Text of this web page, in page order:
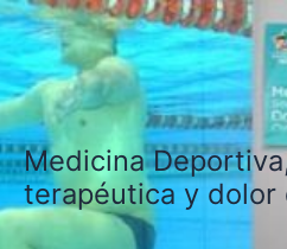
Ir
contenido
Medicina
terapéutica y dolor